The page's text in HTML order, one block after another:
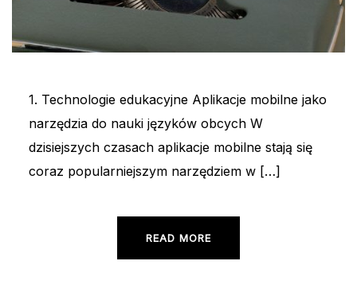
1. Technologie edukacyjne Aplikacje mobilne jako
narzędzia do nauki języków obcych W
dzisiejszych czasach aplikacje mobilne stają się
coraz popularniejszym narzędziem w […]
READ MORE